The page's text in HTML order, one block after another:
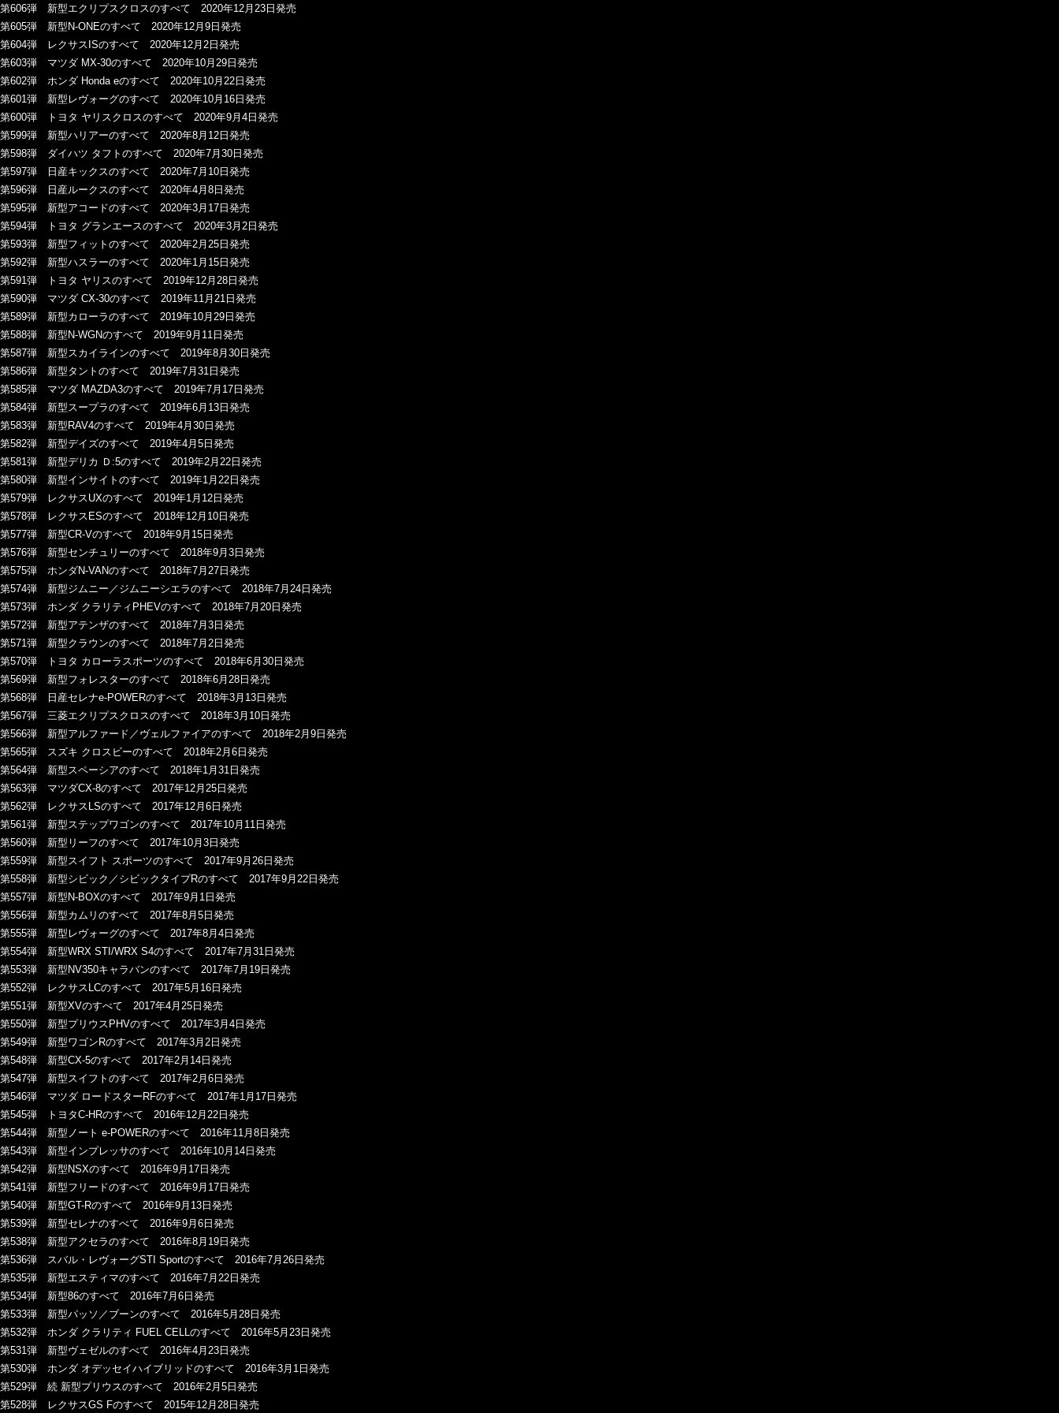
第606弾 新型エクリプスクロスのすべて 2020年12月23日発売
第605弾 新型N-ONEのすべて 2020年12月9日発売
第604弾 レクサスISのすべて 2020年12月2日発売
第603弾 マツダ MX-30のすべて 2020年10月29日発売
第602弾 ホンダ Honda eのすべて 2020年10月22日発売
第601弾 新型レヴォーグのすべて 2020年10月16日発売
第600弾 トヨタ ヤリスクロスのすべて 2020年9月4日発売
第599弾 新型ハリアーのすべて 2020年8月12日発売
第598弾 ダイハツ タフトのすべて 2020年7月30日発売
第597弾 日産キックスのすべて 2020年7月10日発売
第596弾 日産ルークスのすべて 2020年4月8日発売
第595弾 新型アコードのすべて 2020年3月17日発売
第594弾 トヨタ グランエースのすべて 2020年3月2日発売
第593弾 新型フィットのすべて 2020年2月25日発売
第592弾 新型ハスラーのすべて 2020年1月15日発売
第591弾 トヨタ ヤリスのすべて 2019年12月28日発売
第590弾 マツダ CX-30のすべて 2019年11月21日発売
第589弾 新型カローラのすべて 2019年10月29日発売
第588弾 新型N-WGNのすべて 2019年9月11日発売
第587弾 新型スカイラインのすべて 2019年8月30日発売
第586弾 新型タントのすべて 2019年7月31日発売
第585弾 マツダ MAZDA3のすべて 2019年7月17日発売
第584弾 新型スープラのすべて 2019年6月13日発売
第583弾 新型RAV4のすべて 2019年4月30日発売
第582弾 新型デイズのすべて 2019年4月5日発売
第581弾 新型デリカ Ｄ:5のすべて 2019年2月22日発売
第580弾 新型インサイトのすべて 2019年1月22日発売
第579弾 レクサスUXのすべて 2019年1月12日発売
第578弾 レクサスESのすべて 2018年12月10日発売
第577弾 新型CR-Vのすべて 2018年9月15日発売
第576弾 新型センチュリーのすべて 2018年9月3日発売
第575弾 ホンダN-VANのすべて 2018年7月27日発売
第574弾 新型ジムニー／ジムニーシエラのすべて 2018年7月24日発売
第573弾 ホンダ クラリティPHEVのすべて 2018年7月20日発売
第572弾 新型アテンザのすべて 2018年7月3日発売
第571弾 新型クラウンのすべて 2018年7月2日発売
第570弾 トヨタ カローラスポーツのすべて 2018年6月30日発売
第569弾 新型フォレスターのすべて 2018年6月28日発売
第568弾 日産セレナe-POWERのすべて 2018年3月13日発売
第567弾 三菱エクリプスクロスのすべて 2018年3月10日発売
第566弾 新型アルファード／ヴェルファイアのすべて 2018年2月9日発売
第565弾 スズキ クロスビーのすべて 2018年2月6日発売
第564弾 新型スペーシアのすべて 2018年1月31日発売
第563弾 マツダCX-8のすべて 2017年12月25日発売
第562弾 レクサスLSのすべて 2017年12月6日発売
第561弾 新型ステップワゴンのすべて 2017年10月11日発売
第560弾 新型リーフのすべて 2017年10月3日発売
第559弾 新型スイフト スポーツのすべて 2017年9月26日発売
第558弾 新型シビック／シビックタイプRのすべて 2017年9月22日発売
第557弾 新型N-BOXのすべて 2017年9月1日発売
第556弾 新型カムリのすべて 2017年8月5日発売
第555弾 新型レヴォーグのすべて 2017年8月4日発売
第554弾 新型WRX STI/WRX S4のすべて 2017年7月31日発売
第553弾 新型NV350キャラバンのすべて 2017年7月19日発売
第552弾 レクサスLCのすべて 2017年5月16日発売
第551弾 新型XVのすべて 2017年4月25日発売
第550弾 新型プリウスPHVのすべて 2017年3月4日発売
第549弾 新型ワゴンRのすべて 2017年3月2日発売
第548弾 新型CX-5のすべて 2017年2月14日発売
第547弾 新型スイフトのすべて 2017年2月6日発売
第546弾 マツダ ロードスターRFのすべて 2017年1月17日発売
第545弾 トヨタC-HRのすべて 2016年12月22日発売
第544弾 新型ノート e-POWERのすべて 2016年11月8日発売
第543弾 新型インプレッサのすべて 2016年10月14日発売
第542弾 新型NSXのすべて 2016年9月17日発売
第541弾 新型フリードのすべて 2016年9月17日発売
第540弾 新型GT-Rのすべて 2016年9月13日発売
第539弾 新型セレナのすべて 2016年9月6日発売
第538弾 新型アクセラのすべて 2016年8月19日発売
第536弾 スバル・レヴォーグSTI Sportのすべて 2016年7月26日発売
第535弾 新型エスティマのすべて 2016年7月22日発売
第534弾 新型86のすべて 2016年7月6日発売
第533弾 新型パッソ／ブーンのすべて 2016年5月28日発売
第532弾 ホンダ クラリティ FUEL CELLのすべて 2016年5月23日発売
第531弾 新型ヴェゼルのすべて 2016年4月23日発売
第530弾 ホンダ オデッセイハイブリッドのすべて 2016年3月1日発売
第529弾 続 新型プリウスのすべて 2016年2月5日発売
第528弾 レクサスGS Fのすべて 2015年12月28日発売